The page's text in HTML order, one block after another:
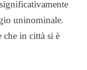
uninominale.
in città si è